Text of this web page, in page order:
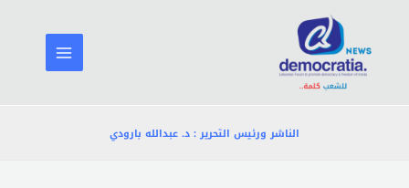
المحتوى
الناشر ورئيس التحرير : د. عبدالله بارودي